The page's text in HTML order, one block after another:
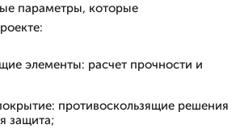
параметры, которые
элементы: расчет прочности и
противоскользящие решения
защита;